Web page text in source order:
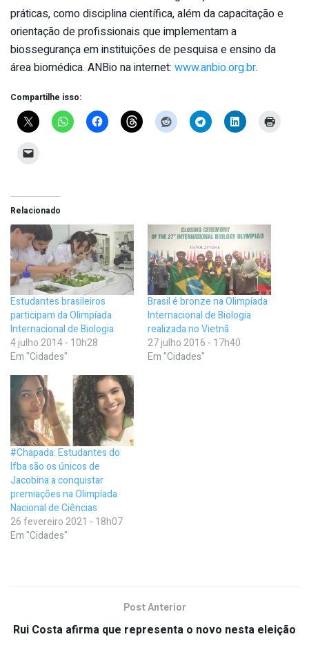
práticas, como disciplina científica, além da capacitação e
orientação de profissionais que implementam a
biossegurança em instituições de pesquisa e ensino da
área biomédica. ANBio na internet: www.anbio.org.br.
Compartilhe isso:
Relacionado
Estudantes brasileiros
participam da Olimpíada
Internacional de Biologia
4 julho 2014 - 10h28
Em "Cidades"
Brasil é bronze na Olimpíada
Internacional de Biologia
realizada no Vietnã
27 julho 2016 - 17h40
Em "Cidades"
#Chapada: Estudantes do
Ifba são os únicos de
Jacobina a conquistar
premiações na Olimpíada
Nacional de Ciências
26 fevereiro 2021 - 18h07
Em "Cidades"
Post Anterior
Rui Costa afirma que representa o novo nesta eleição